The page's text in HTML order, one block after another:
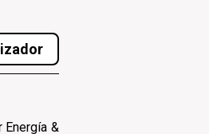
Energía &